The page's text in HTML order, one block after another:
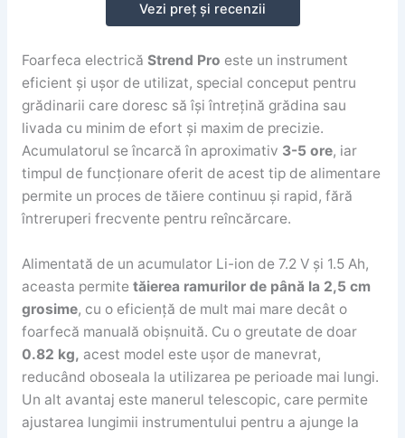
Vezi preț și recenzii
Foarfeca electrică Strend Pro este un instrument
eficient și ușor de utilizat, special conceput pentru
grădinarii care doresc să își întrețină grădina sau
livada cu minim de efort și maxim de precizie.
Acumulatorul se încarcă în aproximativ 3-5 ore, iar
timpul de funcționare oferit de acest tip de alimentare
permite un proces de tăiere continuu și rapid, fără
întreruperi frecvente pentru reîncărcare.
Alimentată de un acumulator Li-ion de 7.2 V și 1.5 Ah,
aceasta permite tăierea ramurilor de până la 2,5 cm
grosime, cu o eficiență de mult mai mare decât o
foarfecă manuală obișnuită. Cu o greutate de doar
0.82 kg, acest model este ușor de manevrat,
reducând oboseala la utilizarea pe perioade mai lungi.
Un alt avantaj este manerul telescopic, care permite
ajustarea lungimii instrumentului pentru a ajunge la